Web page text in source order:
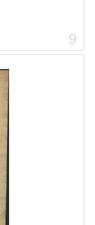
9